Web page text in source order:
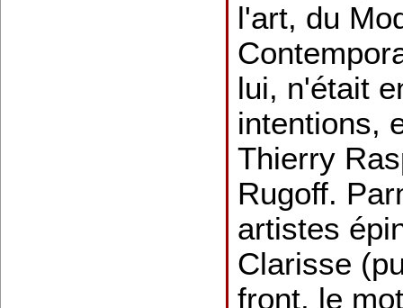
l'art, du
lui, n'était
intentions,
Thierry
Rugoff.
artistes
Clarisse
front, le